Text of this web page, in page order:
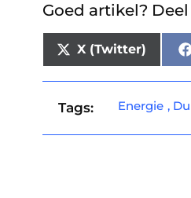
Goed artikel?
X (Twitter)
Tags: Energie ,